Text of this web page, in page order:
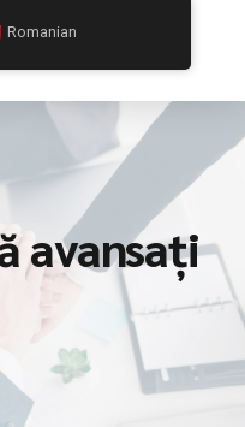
avansați
Romanian